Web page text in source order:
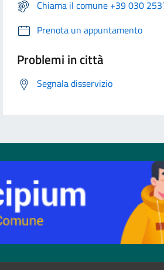
Chiama il comune +39 030
Prenota un appuntamento
Problemi in città
Segnala disservizio